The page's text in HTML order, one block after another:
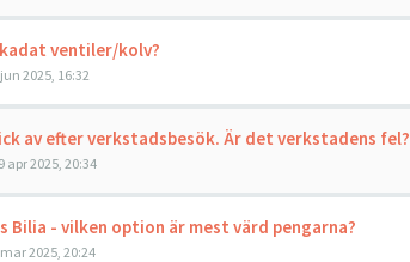
ventiler/kolv?
2025, 16:32
av efter verkstadsbesök. Är det verkstadens fel?
apr 2025, 20:34
Bilia - vilken option är mest värd pengarna?
2025, 20:24